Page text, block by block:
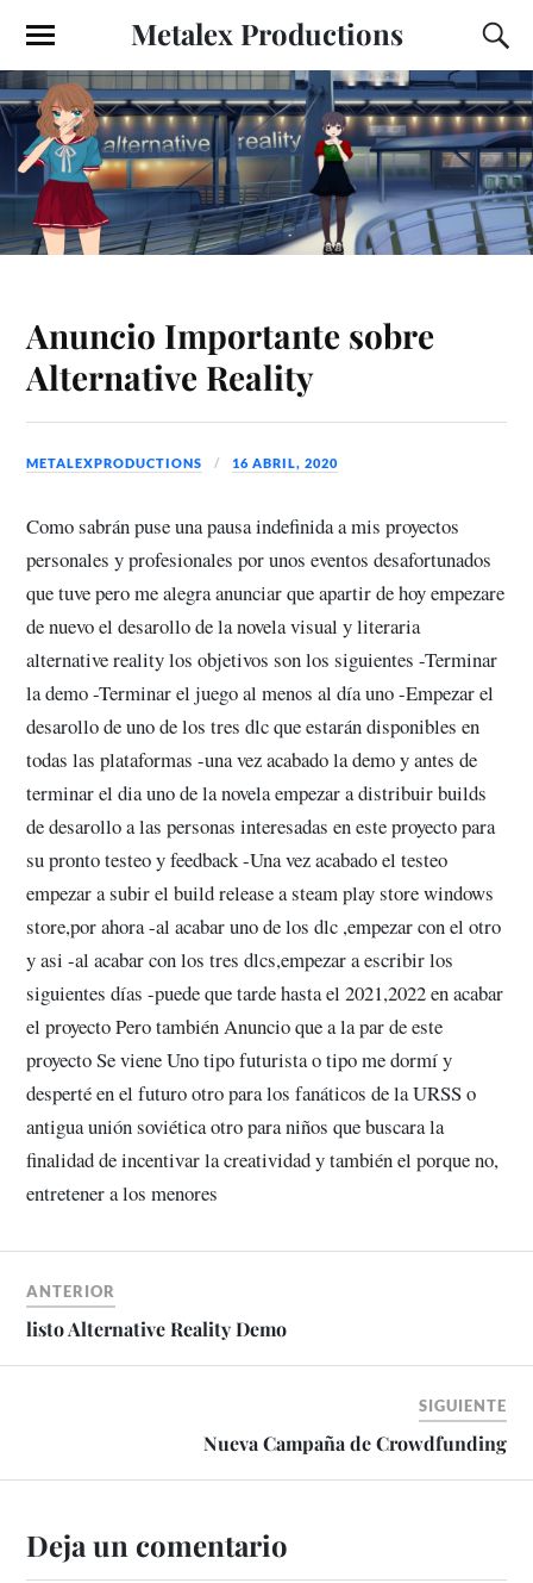
Metalex Productions
Anuncio Importante sobre
Alternative Reality
METALEXPRODUCTIONS 16 ABRIL, 2020
Como sabrán puse una pausa indefinida a mis proyectos
personales y profesionales por unos eventos desafortunados
que tuve pero me alegra anunciar que apartir de hoy empezare
de nuevo el desarollo de la novela visual y literaria
alternative reality los objetivos son los siguientes -Terminar
la demo -Terminar el juego al menos al día uno -Empezar el
desarollo de uno de los tres dlc que estarán disponibles en
todas las plataformas -una vez acabado la demo y antes de
terminar el dia uno de la novela empezar a distribuir builds
de desarollo a las personas interesadas en este proyecto para
su pronto testeo y feedback -Una vez acabado el testeo
empezar a subir el build release a steam play store windows
store,por ahora -al acabar uno de los dlc ,empezar con el otro
y asi -al acabar con los tres dlcs,empezar a escribir los
siguientes días -puede que tarde hasta el 2021,2022 en acabar
el proyecto Pero también Anuncio que a la par de este
proyecto Se viene Uno tipo futurista o tipo me dormí y
desperté en el futuro otro para los fanáticos de la URSS o
antigua unión soviética otro para niños que buscara la
finalidad de incentivar la creatividad y también el porque no,
entretener a los menores
ANTERIOR
listo Alternative Reality Demo
SIGUIENTE
Nueva Campaña de Crowdfunding
Deja un comentario